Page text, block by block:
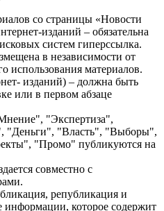
со страницы «Новости
изданий – обязательна
систем гиперссылка.
в независимости от
использования материалов.
изданий) – должна быть
или в первом абзаце
"Экспертиза",
"Деньги", "Власть", "Выборы",
"Промо" публикуются на
совместно с
републикация и
информации, которое содержит